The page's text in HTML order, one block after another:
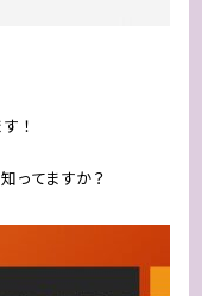
！
ってますか？